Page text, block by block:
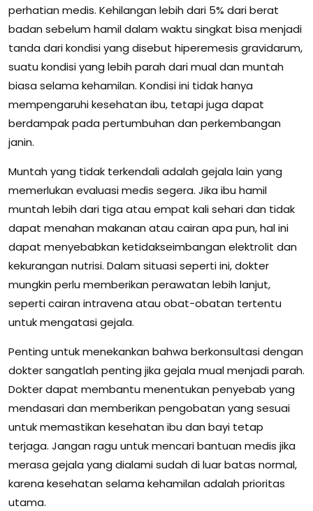
perhatian medis. Kehilangan lebih dari 5% dari berat
badan sebelum hamil dalam waktu singkat bisa menjadi
tanda dari kondisi yang disebut hiperemesis gravidarum,
suatu kondisi yang lebih parah dari mual dan muntah
biasa selama kehamilan. Kondisi ini tidak hanya
mempengaruhi kesehatan ibu, tetapi juga dapat
berdampak pada pertumbuhan dan perkembangan
janin.
Muntah yang tidak terkendali adalah gejala lain yang
memerlukan evaluasi medis segera. Jika ibu hamil
muntah lebih dari tiga atau empat kali sehari dan tidak
dapat menahan makanan atau cairan apa pun, hal ini
dapat menyebabkan ketidakseimbangan elektrolit dan
kekurangan nutrisi. Dalam situasi seperti ini, dokter
mungkin perlu memberikan perawatan lebih lanjut,
seperti cairan intravena atau obat-obatan tertentu
untuk mengatasi gejala.
Penting untuk menekankan bahwa berkonsultasi dengan
dokter sangatlah penting jika gejala mual menjadi parah.
Dokter dapat membantu menentukan penyebab yang
mendasari dan memberikan pengobatan yang sesuai
untuk memastikan kesehatan ibu dan bayi tetap
terjaga. Jangan ragu untuk mencari bantuan medis jika
merasa gejala yang dialami sudah di luar batas normal,
karena kesehatan selama kehamilan adalah prioritas
utama.